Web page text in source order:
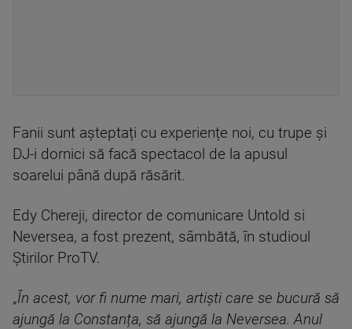
Fanii sunt așteptați cu experiențe noi, cu trupe și
DJ-i dornici să facă spectacol de la apusul
soarelui până după răsărit.
Edy Chereji, director de comunicare Untold si
Neversea, a fost prezent, sâmbătă, în studioul
Știrilor ProTV.
„În acest, vor fi nume mari, artiști care se bucură să
ajungă la Constanța, să ajungă la Neversea. Anul